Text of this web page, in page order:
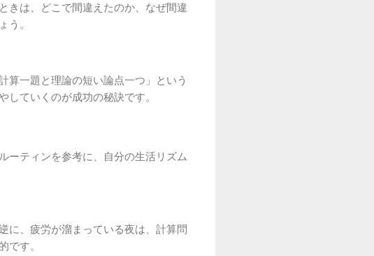
きは、どこで間違えたのか、なぜ間違
う。
算一題と理論の短い論点一つ」という
ていくのが成功の秘訣です。
ーティンを参考に、自分の生活リズム
に、疲労が溜まっている夜は、計算問
です。